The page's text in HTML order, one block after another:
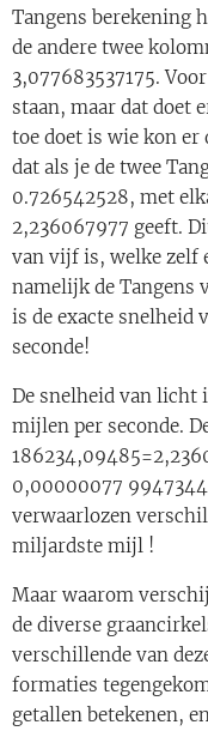
Tangens berekening
de andere twee
3,077683537175.
staan, maar dat doet
toe doet is wie kon er
dat als je de twee
0.726542528, met
2,236067977 geeft.
van vijf is, welke zelf
namelijk de Tangens
is de exacte
seconde!
De snelheid van licht
mijlen per seconde.
0,00000077
verwaarlozen
miljardste mijl !
Maar waarom
de diverse
verschillende van
formaties
getallen betekenen,